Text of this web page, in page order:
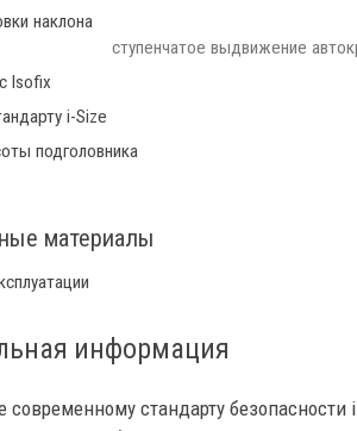
наклона
ступенчатое выдвижение
Isofix
i-Size
подголовника
материалы
информация
современному стандарту безопасности